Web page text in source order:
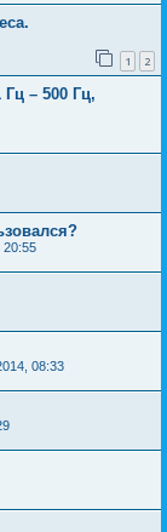
1 2
Гц – 500 Гц,
20:55
08:33